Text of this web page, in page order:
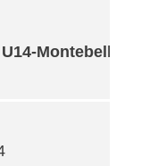
U14-Montebello